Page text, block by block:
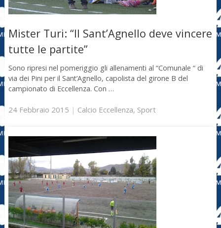
Mister Turi: “Il Sant’Agnello deve vincere
tutte le partite”
Sono ripresi nel pomeriggio gli allenamenti al “Comunale “ di
via dei Pini per il Sant’Agnello, capolista del girone B del
campionato di Eccellenza. Con …
24 Febbraio 2015 | Calcio Eccellenza, Sport